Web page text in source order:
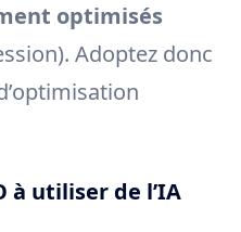
optimisés
Adoptez donc
à utiliser de l’IA